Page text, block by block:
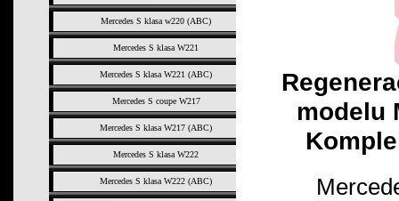
Mercedes S klasa w220 (ABC)
Mercedes S klasa W221
Mercedes S klasa W221 (ABC)
Mercedes S coupe W217
Mercedes S klasa W217 (ABC)
Mercedes S klasa W222
Mercedes S klasa W222 (ABC)
modelu